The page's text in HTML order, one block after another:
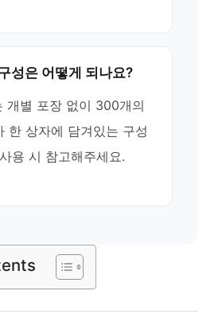
성은 어떻게 되나요?
개별 포장 없이 300개의
한 상자에 담겨있는 구성
용 시 참고해주세요.